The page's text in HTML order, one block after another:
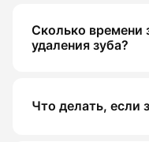
Сколько времени
удаления зуба?
Что делать, если